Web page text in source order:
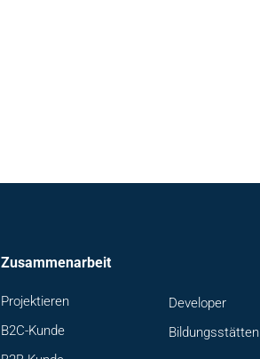
Zusammenarbeit
Projektieren
B2C-Kunde
Developer
Bildungsstätten